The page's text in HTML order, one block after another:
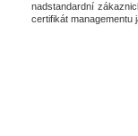
nadstandardní
certifikát managementu